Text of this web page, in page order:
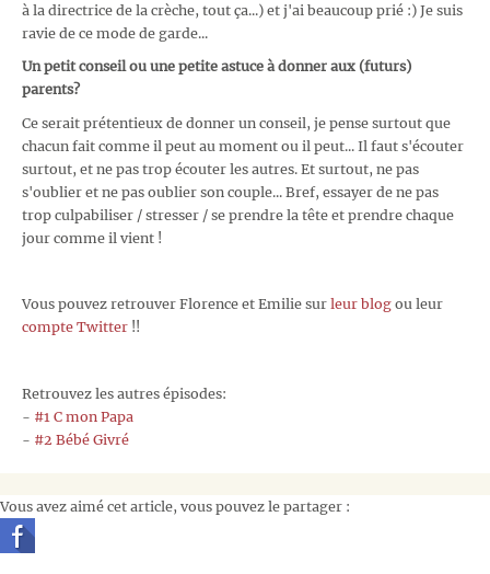
à la directrice de la crèche, tout ça...) et j'ai beaucoup prié :) Je suis
ravie de ce mode de garde...
Un petit conseil ou une petite astuce à donner aux (futurs)
parents?
Ce serait prétentieux de donner un conseil, je pense surtout que
chacun fait comme il peut au moment ou il peut... Il faut s'écouter
surtout, et ne pas trop écouter les autres. Et surtout, ne pas
s'oublier et ne pas oublier son couple... Bref, essayer de ne pas
trop culpabiliser / stresser / se prendre la tête et prendre chaque
jour comme il vient !
Vous pouvez retrouver Florence et Emilie sur leur blog ou leur
compte Twitter !!
Retrouvez les autres épisodes:
- #1 C mon Papa
- #2 Bébé Givré
Vous avez aimé cet article, vous pouvez le partager :